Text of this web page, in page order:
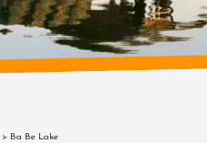
> Ba Be Lake